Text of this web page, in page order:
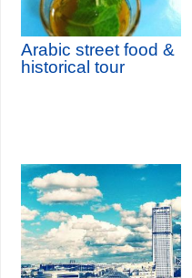
Arabic street food &
historical tour